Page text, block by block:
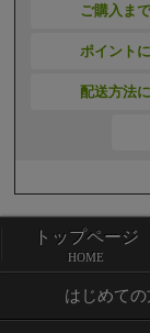
ご購入ま
ポイント
配送方法
トップペ
はじめて
トップページ
HOME